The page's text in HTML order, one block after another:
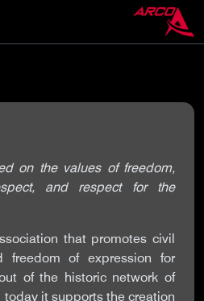
on the values of freedom,
and respect for the
that promotes civil
freedom of expression for
of the historic network of
today it supports the creation